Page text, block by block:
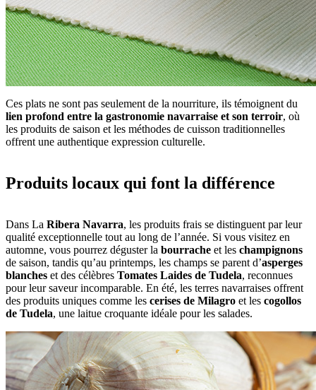
Ces plats ne sont pas seulement de la nourriture, ils témoignent du
lien profond entre la gastronomie navarraise et son terroir, où
les produits de saison et les méthodes de cuisson traditionnelles
offrent une authentique expression culturelle.
Produits locaux qui font la différence
Dans La Ribera Navarra, les produits frais se distinguent par leur
qualité exceptionnelle tout au long de l’année. Si vous visitez en
automne, vous pourrez déguster la bourrache et les champignons
de saison, tandis qu’au printemps, les champs se parent d’asperges
blanches et des célèbres Tomates Laides de Tudela, reconnues
pour leur saveur incomparable. En été, les terres navarraises offrent
des produits uniques comme les cerises de Milagro et les cogollos
de Tudela, une laitue croquante idéale pour les salades.